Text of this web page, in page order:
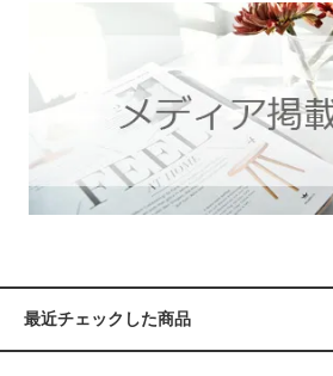
最近チェックした商品